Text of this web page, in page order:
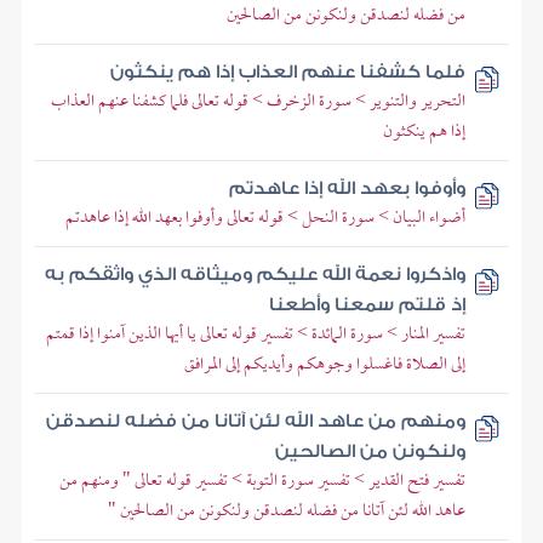
من فضله لنصدقن ولنكونن من الصالحين
فلما كشفنا عنهم العذاب إذا هم ينكثون
التحرير والتنوير > سورة الزخرف > قوله تعالى فلما كشفنا عنهم العذاب
إذا هم ينكثون
وأوفوا بعهد الله إذا عاهدتم
أضواء البيان > سورة النحل > قوله تعالى وأوفوا بعهد الله إذا عاهدتم
واذكروا نعمة الله عليكم وميثاقه الذي واثقكم به
إذ قلتم سمعنا وأطعنا
تفسير المنار > سورة المائدة > تفسير قوله تعالى يا أيها الذين آمنوا إذا قمتم
إلى الصلاة فاغسلوا وجوهكم وأيديكم إلى المرافق
ومنهم من عاهد الله لئن آتانا من فضله لنصدقن
ولنكونن من الصالحين
تفسير فتح القدير > تفسير سورة التوبة > تفسير قوله تعالى " ومنهم من
عاهد الله لئن آتانا من فضله لنصدقن ولنكونن من الصالحين "